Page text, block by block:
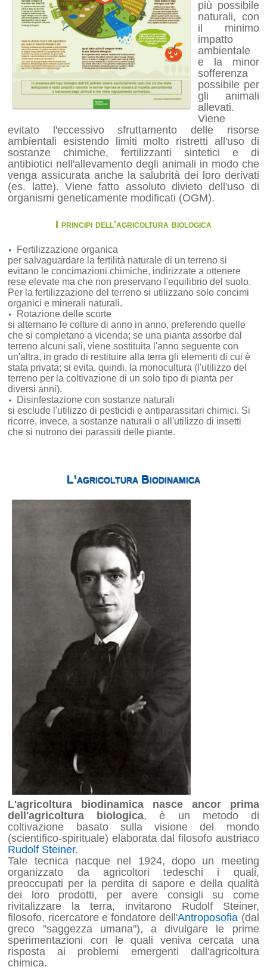
più possibile
naturali, con
il minimo
impatto
ambientale
e la minor
sofferenza
possibile per
gli animali
allevati.
Viene
evitato l'eccessivo sfruttamento delle risorse
ambientali esistendo limiti molto ristretti all'uso di
sostanze chimiche, fertilizzanti sintetici e di
antibiotici nell'allevamento degli animali in modo che
venga assicurata anche la salubrità dei loro derivati
(es. latte). Viene fatto assoluto divieto dell'uso di
organismi geneticamente modificati (OGM).
I principi dell'agricoltura biologica
Fertilizzazione organica
per salvaguardare la fertilità naturale di un terreno si
evitano le concimazioni chimiche, indirizzate a ottenere
rese elevate ma che non preservano l'equilibrio del suolo.
Per la fertilizzazione del terreno si utilizzano solo concimi
organici e minerali naturali.
Rotazione delle scorte
si alternano le colture di anno in anno, preferendo quelle
che si completano a vicenda; se una pianta assorbe dal
terreno alcuni sali, viene sostituita l'anno seguente con
un'altra, in grado di restituire alla terra gli elementi di cui è
stata privata; si evita, quindi, la monocultura (l'utilizzo del
terreno per la coltivazione di un solo tipo di pianta per
diversi anni).
Disinfestazione con sostanze naturali
si esclude l'utilizzo di pesticidi e antiparassitari chimici. Si
ricorre, invece, a sostanze naturali o all'utilizzo di insetti
che si nutrono dei parassiti delle piante.
L'agricoltura Biodinamica
L'agricoltura biodinamica nasce ancor prima
dell'agricoltura biologica, è un metodo di
coltivazione basato sulla visione del mondo
(scientifico-spirituale) elaborata dal filosofo austriaco
Rudolf Steiner.
Tale tecnica nacque nel 1924, dopo un meeting
organizzato da agricoltori tedeschi i quali,
preoccupati per la perdita di sapore e della qualità
dei loro prodotti, per avere consigli su come
rivitalizzare la terra, invitarono Rudolf Steiner,
filosofo, ricercatore e fondatore dell'Antroposofia (dal
greco "saggezza umana"), a divulgare le prime
sperimentazioni con le quali veniva cercata una
risposta ai problemi emergenti dall'agricoltura
chimica.